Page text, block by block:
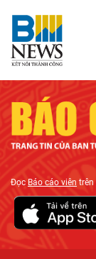
ĐọcBáo cáo viên trên